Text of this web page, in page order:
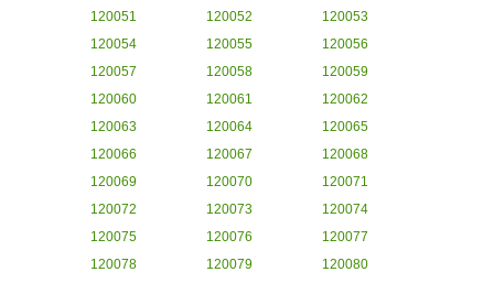
120051
120052
120053
120054
120055
120056
120057
120058
120059
120060
120061
120062
120063
120064
120065
120066
120067
120068
120069
120070
120071
120072
120073
120074
120075
120076
120077
120078
120079
120080